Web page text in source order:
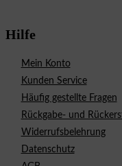
Hilfe
Mein Konto
Kunden Service
Häufig gestellte Fragen
Rückgabe- und
Widerrufsbelehrung
Datenschutz